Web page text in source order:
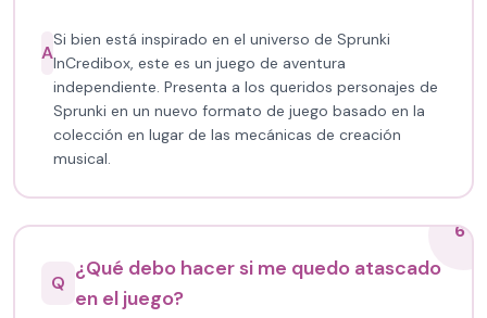
A
Si bien está inspirado en el universo de Sprunki
InCredibox, este es un juego de aventura
independiente. Presenta a los queridos personajes de
Sprunki en un nuevo formato de juego basado en la
colección en lugar de las mecánicas de creación
musical.
6
Q
¿Qué debo hacer si me quedo atascado
en el juego?